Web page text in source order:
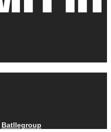
Batllegroup